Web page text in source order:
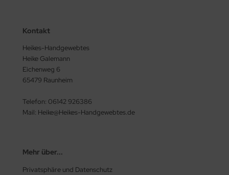
Kontakt
Heikes-Handgewebtes
Heike Galemann
Eichenweg 6
65479 Raunheim
Telefon: 06142 926386
Mail: Heike@Heikes-Handgewebtes.de
Mehr über...
Privatsphäre und Datenschutz